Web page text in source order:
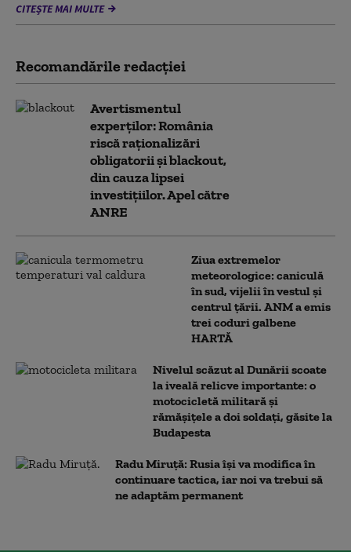
CITEȘTE MAI MULTE
Recomandările redacţiei
Avertismentul
experților: România
riscă raționalizări
obligatorii și blackout,
din cauza lipsei
investițiilor. Apel către
ANRE
Ziua extremelor
meteorologice: caniculă
în sud, vijelii în vestul și
centrul țării. ANM a emis
trei coduri galbene
HARTĂ
Nivelul scăzut al Dunării scoate
la iveală relicve importante: o
motocicletă militară și
rămășițele a doi soldați, găsite la
Budapesta
Radu Miruță: Rusia își va modifica în
continuare tactica, iar noi va trebui să
ne adaptăm permanent